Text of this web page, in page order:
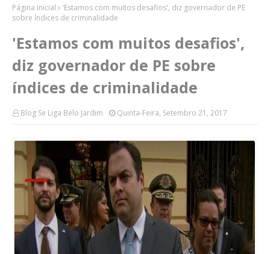
compras
Página inicial
'Estamos com muitos desafios', diz governador de PE
sobre índices de criminalidade
'Estamos com muitos desafios',
diz governador de PE sobre
índices de criminalidade
Blog Se Liga Belo Jardim Quinta-Feira, Setembro 21, 2017